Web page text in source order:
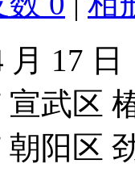
月 17 日
宣武区
朝阳区